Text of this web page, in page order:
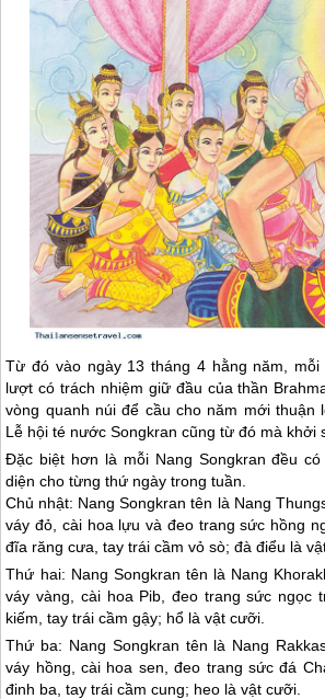
Từ đó vào ngày 13 tháng 4 hằng năm,
lượt có trách nhiệm giữ đầu của thần
vòng quanh núi để cầu cho năm mới thuận
Lễ hội té nước Songkran cũng từ đó mà khởi
Đặc biệt hơn là mỗi Nang Songkran đều
diện cho từng thứ ngày trong tuần.
Chủ nhật: Nang Songkran tên là Nang
váy đỏ, cài hoa lựu và đeo trang sức hồng
đĩa răng cưa, tay trái cầm vỏ sò; đà điểu là
Thứ hai: Nang Songkran tên là Nang
váy vàng, cài hoa Pib, đeo trang sức ngọc
kiếm, tay trái cầm gậy; hổ là vật cưỡi.
Thứ ba: Nang Songkran tên là Nang
váy hồng, cài hoa sen, đeo trang sức đá
đinh ba, tay trái cầm cung; heo là vật cưỡi.